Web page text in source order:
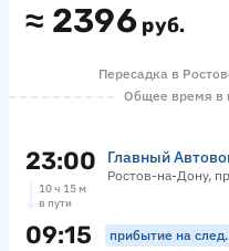
≈ 2396 руб.
Пересадка в
Общее время в
23:00 Главный
Ростов-на-Дону,
10 ч 15 м
в пути
09:15 прибытие на